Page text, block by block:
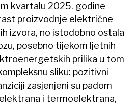
kvartalu 2025. godine
proizvodnje električne
izvora, no istodobno ostala
posebno tijekom ljetnih
prilika u tom
sliku: pozitivni
zasjenjeni su padom
i termoelektrana,